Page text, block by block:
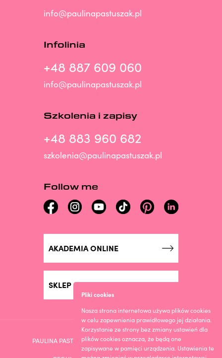
info@paulinapastuszak.pl
Infolinia
+48 887 609 060
info@paulinapastuszak.pl
Szkolenia i zapisy
+48 883 960 682
szkolenia@paulinapastuszak.pl
Follow me
AKADEMIA ONLINE
SKLEP ONLINE
PAULINA PASTUSZAK © 2023. DESIGN BY ROOGMEDIA
Pliki cookies
Nasza strona internetowa używa plików cookies
w celu zapewnienia prawidłowego jej działania.
Korzystanie ze strony bez zmiany ustawień dla
plików cookies oznacza, że będą one
zapisywane w pamięci urządzenia. Ustawienia te